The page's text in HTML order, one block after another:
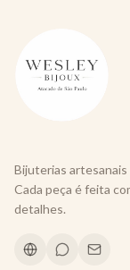
Bijuterias
Cada peça é feita
detalhes.